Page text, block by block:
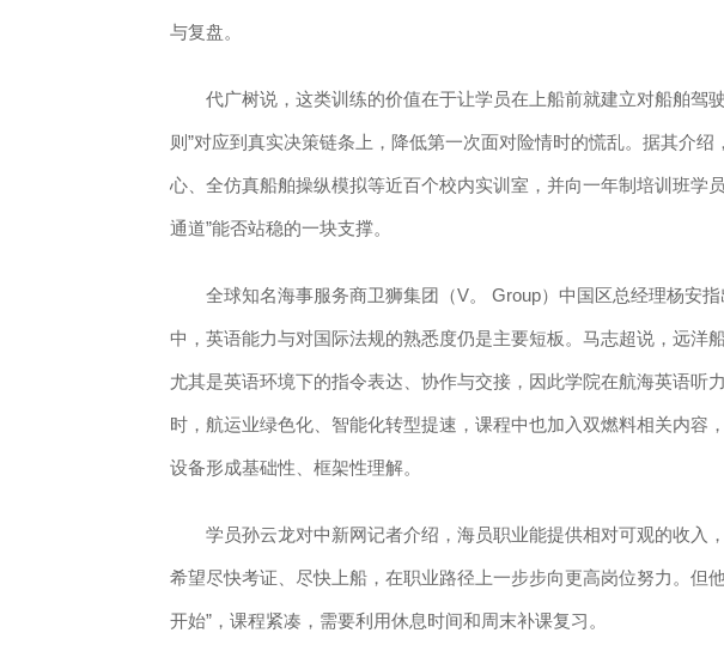
与复盘。
代广树说，这类训练的价值在于让学员在上船前就建立对船舶驾
则”对应到真实决策链条上，降低第一次面对险情时的慌乱。据其介绍
心、全仿真船舶操纵模拟等近百个校内实训室，并向一年制培训班学
通道”能否站稳的一块支撑。
全球知名海事服务商卫狮集团（V。 Group）中国区总经理杨安指
中，英语能力与对国际法规的熟悉度仍是主要短板。马志超说，远洋
尤其是英语环境下的指令表达、协作与交接，因此学院在航海英语听
时，航运业绿色化、智能化转型提速，课程中也加入双燃料相关内容
设备形成基础性、框架性理解。
学员孙云龙对中新网记者介绍，海员职业能提供相对可观的收入
希望尽快考证、尽快上船，在职业路径上一步步向更高岗位努力。但
开始”，课程紧凑，需要利用休息时间和周末补课复习。